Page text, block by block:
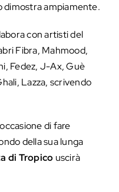
dimostra ampiamente.
con artisti del
Fibra, Mahmood,
Fedez, J-Ax, Guè
Lazza, scrivendo
di fare
della sua lunga
di Tropico uscirà